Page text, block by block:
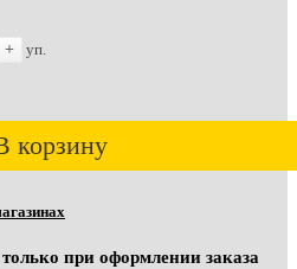
+ уп.
корзину
при оформлении заказа